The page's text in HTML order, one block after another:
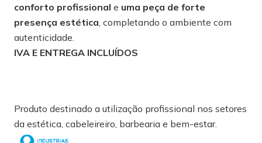
conforto profissional e uma peça de forte
presença estética , completando o ambiente com
autenticidade.
IVA E ENTREGA INCLUÍDOS
Produto destinado a utilização profissional nos setores
da estética, cabeleireiro, barbearia e bem-estar.